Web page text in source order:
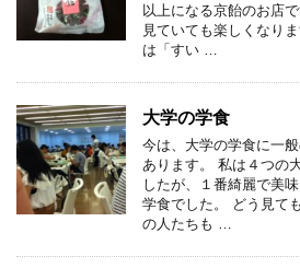
以上になる京飴のお店
見ていても楽しくなり
は「すい …
大学の学食
今は、大学の学食に一
あります。 私は４つの
したが、１番綺麗で美
学食でした。 どう見て
の人たちも …